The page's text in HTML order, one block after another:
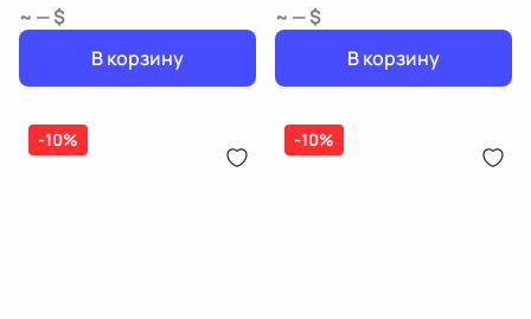
~ — $
В корзину
~ — $
В корзину
-10% -10%